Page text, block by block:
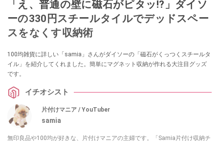
「え、普通の壁に磁石がピタッ!?」ダイソ
ーの330円スチールタイルでデッドスペー
スをなくす収納術
100均雑貨に詳しい「samia」さんがダイソーの「磁石がくっつくスチールタ
イル」を紹介してくれました。簡単にマグネット収納が作れる大注目グッズ
です。
イチオシスト
片付けマニア / YouTuber
samia
無印良品や100均が好きな、片付けマニアの主婦です。「Samia片付け収納チ